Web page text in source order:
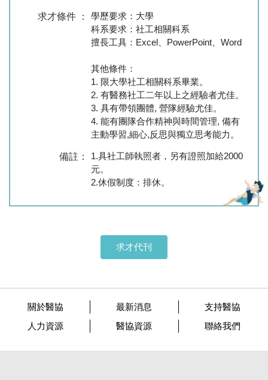
求才條件 ：
學歷要求：大學
科系要求：社工相關科系
擅長工具：Excel、PowerPoint、Word
其他條件：
1. 限大學社工相關科系畢業。
2. 有醫務社工二年以上之經驗者尤佳。
3. 具有帶領團體, 營隊經驗尤佳。
4. 能有團隊合作精神與時間管理, 備有
主動學習,細心,反思與獨立思考能力。
備註：
1.具社工師執照者，另有證照加給2000
元。
2.休假制度：排休。
求才代刊
關於醫協 最新消息
支持醫協
人力資源
醫協資源 聯絡我們